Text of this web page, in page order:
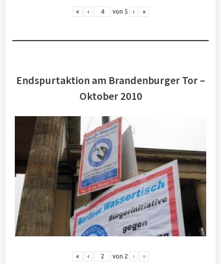
« ‹ von 5 › »
Endspurtaktion am Brandenburger Tor –
Oktober 2010
« ‹ von 2 › »